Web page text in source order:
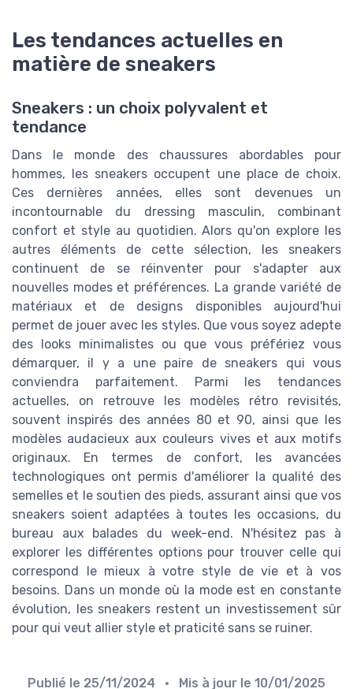
Les tendances actuelles en
matière de sneakers
Sneakers : un choix polyvalent et
tendance
Dans le monde des chaussures abordables pour
hommes, les sneakers occupent une place de choix.
Ces dernières années, elles sont devenues un
incontournable du dressing masculin, combinant
confort et style au quotidien. Alors qu'on explore les
autres éléments de cette sélection, les sneakers
continuent de se réinventer pour s'adapter aux
nouvelles modes et préférences. La grande variété de
matériaux et de designs disponibles aujourd'hui
permet de jouer avec les styles. Que vous soyez adepte
des looks minimalistes ou que vous préfériez vous
démarquer, il y a une paire de sneakers qui vous
conviendra parfaitement. Parmi les tendances
actuelles, on retrouve les modèles rétro revisités,
souvent inspirés des années 80 et 90, ainsi que les
modèles audacieux aux couleurs vives et aux motifs
originaux. En termes de confort, les avancées
technologiques ont permis d'améliorer la qualité des
semelles et le soutien des pieds, assurant ainsi que vos
sneakers soient adaptées à toutes les occasions, du
bureau aux balades du week-end. N'hésitez pas à
explorer les différentes options pour trouver celle qui
correspond le mieux à votre style de vie et à vos
besoins. Dans un monde où la mode est en constante
évolution, les sneakers restent un investissement sûr
pour qui veut allier style et praticité sans se ruiner.
Publié le 25/11/2024 • Mis à jour le 10/01/2025